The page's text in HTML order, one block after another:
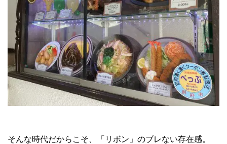
そんな時代だからこそ、「リボン」のブレない存在感。